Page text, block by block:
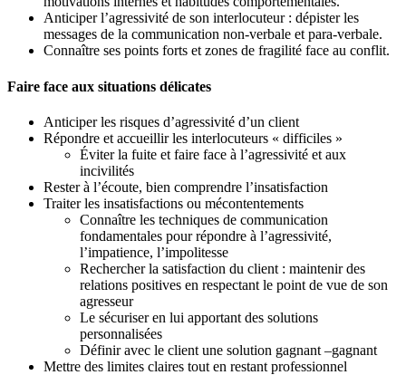
Anticiper l’agressivité de son interlocuteur : dépister les
messages de la communication non-verbale et para-verbale.
Connaître ses points forts et zones de fragilité face au conflit.
Faire face aux situations délicates
Anticiper les risques d’agressivité d’un client
Répondre et accueillir les interlocuteurs « difficiles »
Éviter la fuite et faire face à l’agressivité et aux
incivilités
Rester à l’écoute, bien comprendre l’insatisfaction
Traiter les insatisfactions ou mécontentements
Connaître les techniques de communication
fondamentales pour répondre à l’agressivité,
l’impatience, l’impolitesse
Rechercher la satisfaction du client : maintenir des
relations positives en respectant le point de vue de son
agresseur
Le sécuriser en lui apportant des solutions
personnalisées
Définir avec le client une solution gagnant –gagnant
Mettre des limites claires tout en restant professionnel